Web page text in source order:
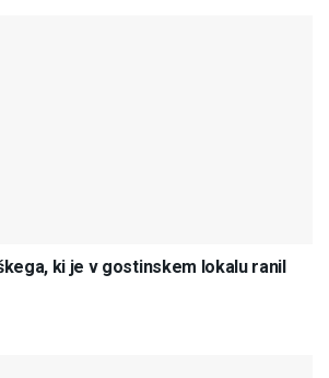
ki je v gostinskem lokalu ranil